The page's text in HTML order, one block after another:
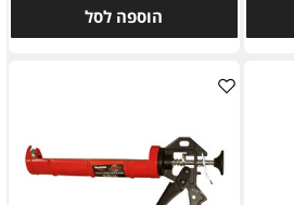
הוספה לסל